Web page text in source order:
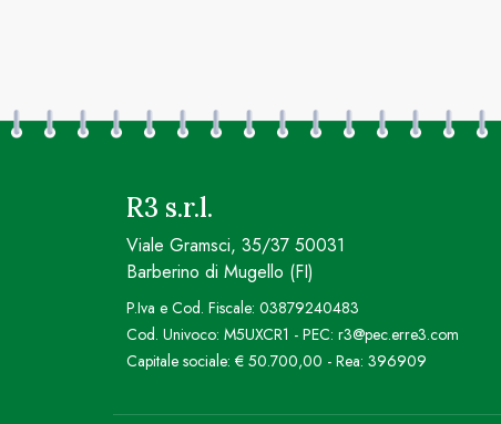
R3 s.r.l.
Viale Gramsci, 35/37 50031
Barberino di Mugello (FI)
P.Iva e Cod. Fiscale: 03879240483
Cod. Univoco: M5UXCR1 - PEC: r3@pec.erre3.com
Capitale sociale: € 50.700,00 - Rea: 396909